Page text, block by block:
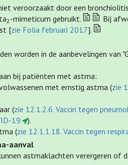
veroorzaakt door een
2-mimeticum gebruikt.
Bij
[zie Folia februari 2017].
worden in de aanbevelingen van
bij patiënten met astma:
met ernstig astma (zie
(zie 12.1.2.6. Vaccin tegen
19
).
(zie 12.1.1.18. Vaccin tegen
aanval
astmaklachten verergeren of